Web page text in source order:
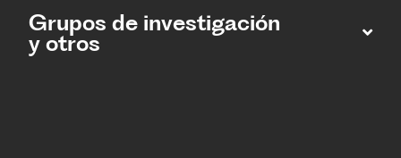
Grupos de investigación
y otros